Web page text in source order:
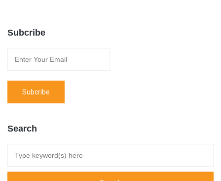
Subcribe
Search